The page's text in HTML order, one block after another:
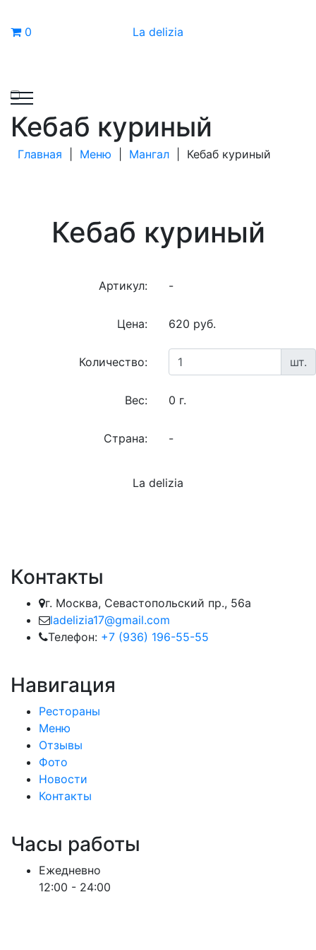
La delizia
0
Кебаб куриный
Главная Меню Мангал Кебаб куриный
Кебаб куриный
Артикул: -
Цена: 620 руб.
Количество: шт.
Вес: 0 г.
Страна: -
La delizia
Контакты
г. Москва, Севастопольский пр., 56а
ladelizia17@gmail.com
Телефон: +7 (936) 196-55-55
Навигация
Рестораны
Меню
Отзывы
Фото
Новости
Контакты
Часы работы
Ежедневно
12:00 - 24:00